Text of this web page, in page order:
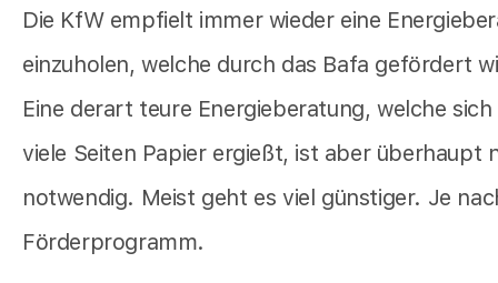
Die KfW empfielt immer wieder eine
einzuholen, welche durch das Bafa gefördert
Eine derart teure Energieberatung, welche
viele Seiten Papier ergießt, ist aber überhaupt
notwendig. Meist geht es viel günstiger. Je
Förderprogramm.